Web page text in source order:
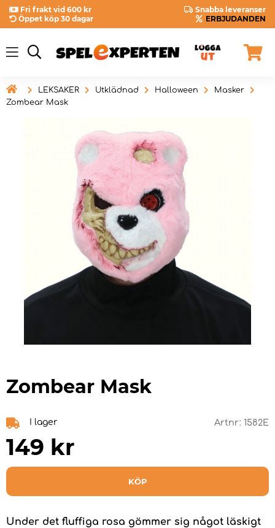
Fri frakt vid 600 kr
Snabba leveranser
Öppet köp 30 dagar
ERBJUDANDEN
 LEKSAKER Utklädnad Halloween
Masker
Zombear Mask
Zombear Mask
I lager Artnr: 1582E
149 kr
KÖP
Under det fluffiga rosa gömmer sig något läskigt